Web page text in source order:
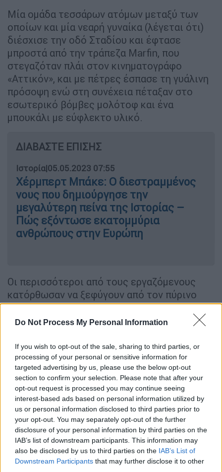
Do Not Process My Personal Information
If you wish to opt-out of the sale, sharing to third parties, or
processing of your personal or sensitive information for
targeted advertising by us, please use the below opt-out
section to confirm your selection. Please note that after your
opt-out request is processed you may continue seeing
interest-based ads based on personal information utilized by
us or personal information disclosed to third parties prior to
your opt-out. You may separately opt-out of the further
disclosure of your personal information by third parties on the
IAB’s list of downstream participants. This information may
also be disclosed by us to third parties on the IAB’s List of
Downstream Participants that may further disclose it to other
Μία ομάδα τεσσάρων ατόμων μεταξύ των
οποίων και μία νεαρή γυναίκα (λέγεται ότι)
διέσχισε την οδό Σταδίου και έφτασε
μπροστά από την τράπεζα Marfin, που
στεγαζόταν πλάι στον κινηματογράφο
«Αττικόν», και με πέτρες έσπασε τη γυάλινη
πρόσοψη ενώ στη συνέχεια πέταξαν στο
εσωτερικό βόμβες μολότοφ και ένα
μπουκάλι με εύφλεκτο υλικό.
ΔΙΑΒΑΣΤΕ ΕΠΙΣΗΣ
Ιστορία|05.05.2023 07:55
Χέρμπερτ Μπάκε: Ο διεστραμμένος
νους που δημιούργησε την
μεγαλύτερη πείνα της Ιστορίας –
Πώς εξόντωσε εκατομμύρια
ανθρώπους στην Ευρώπη
Οι περισσότεροι από τους εργαζόμενους
κατόρθωσαν να ξεφύγουν από τον πύρινο
κλοιό, πέντε άτομα διέσωσε η
Πυροσβεστική,τρεις άνθρωποι όμως
αναθυμιάσεων: Ήταν η Αγγελική
Παπαθανασοπούλου (32 ετών-έγκυος 4
μηνών), ο Επαμεινώνδας Τσάκαλης (36 ετών)
και η Παρασκευή Ζούλια (35 ετών). Η
ταυτότητα των αυτουργών της επίθεσης δεν
έχει επιβεβαιωθεί μέχρι σήμερα!
Ο πρώτος άνθρωπος που απεγκλωβίστηκε
από το φλεγόμενο κτίριο της Marfin,
μιλώντας σε τηλεοπτικό σταθμό, λίγα χρόνια